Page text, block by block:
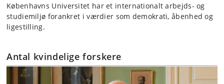
Københavns Universitet har et internationalt arbejds- og
studiemiljø forankret i værdier som demokrati, åbenhed og
ligestilling.
Antal kvindelige forskere